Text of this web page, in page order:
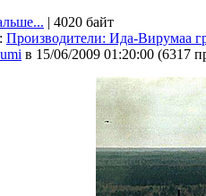
| 4020 байт
: Производители: Ида-Вирумаа
в 15/06/2009 01:20:00 (6317